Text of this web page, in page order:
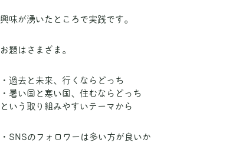
興味が湧いたところで実践です。
お題はさまざま。
・過去と未来、行くならどっち
・暑い国と寒い国、住むならどっち
という取り組みやすいテーマから
・SNSのフォロワーは多い方が良いか